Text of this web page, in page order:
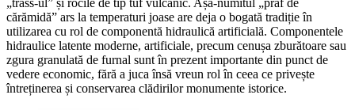
„trass-ul” și rocile de tip tuf vulcanic. Așa-numitul „praf de
cărămidă” ars la temperaturi joase are deja o bogată tradiție în
utilizarea cu rol de componentă hidraulică artificială. Componentele
hidraulice latente moderne, artificiale, precum cenușa zburătoare sau
zgura granulată de furnal sunt în prezent importante din punct de
vedere economic, fără a juca însă vreun rol în ceea ce privește
întreținerea și conservarea clădirilor monumente istorice.